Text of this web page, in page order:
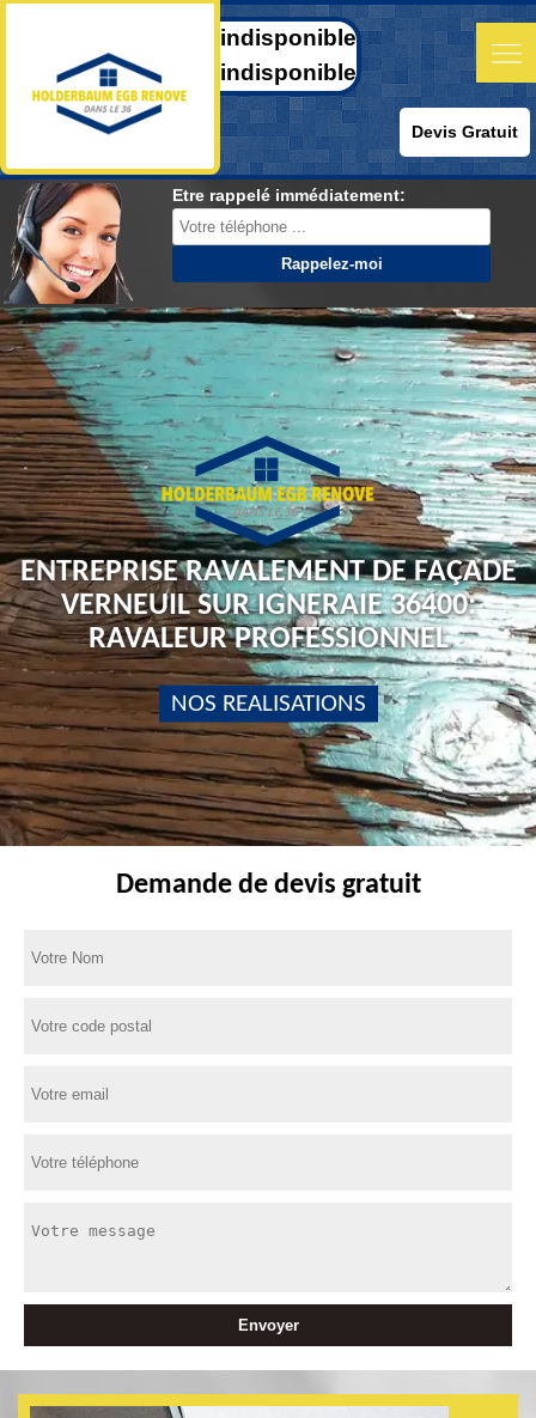
indisponible
indisponible
Devis Gratuit
Etre rappelé immédiatement:
ENTREPRISE RAVALEMENT DE FAÇADE
VERNEUIL SUR IGNERAIE 36400:
RAVALEUR PROFESSIONNEL
NOS REALISATIONS
Demande de devis gratuit